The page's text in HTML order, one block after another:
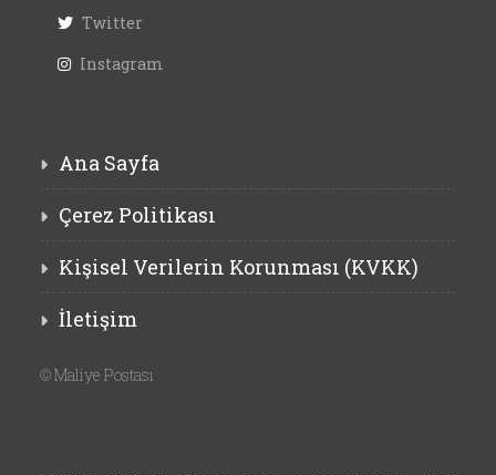
Twitter
Instagram
Ana Sayfa
Çerez Politikası
Kişisel Verilerin Korunması (KVKK)
İletişim
©Maliye Postası